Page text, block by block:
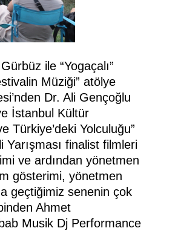
ile “Yogaçalı”
Müziği” atölye
Dr. Ali Gençoğlu
İstanbul Kültür
Türkiye’deki Yolculuğu”
Yarışması finalist filmleri
ve ardından yönetmen
gösterimi, yönetmen
geçtiğimiz senenin çok
Ahmet
Musik Dj Performance